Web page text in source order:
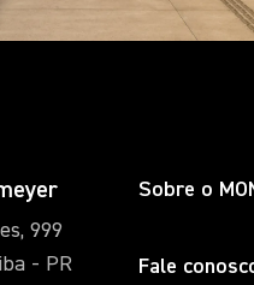
999
- PR
Sobre o
Fale